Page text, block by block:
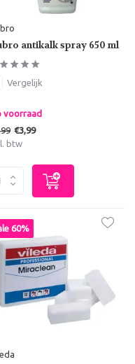
antikalk spray 650 ml
Vergelijk
voorraad
€3,99
btw
60%